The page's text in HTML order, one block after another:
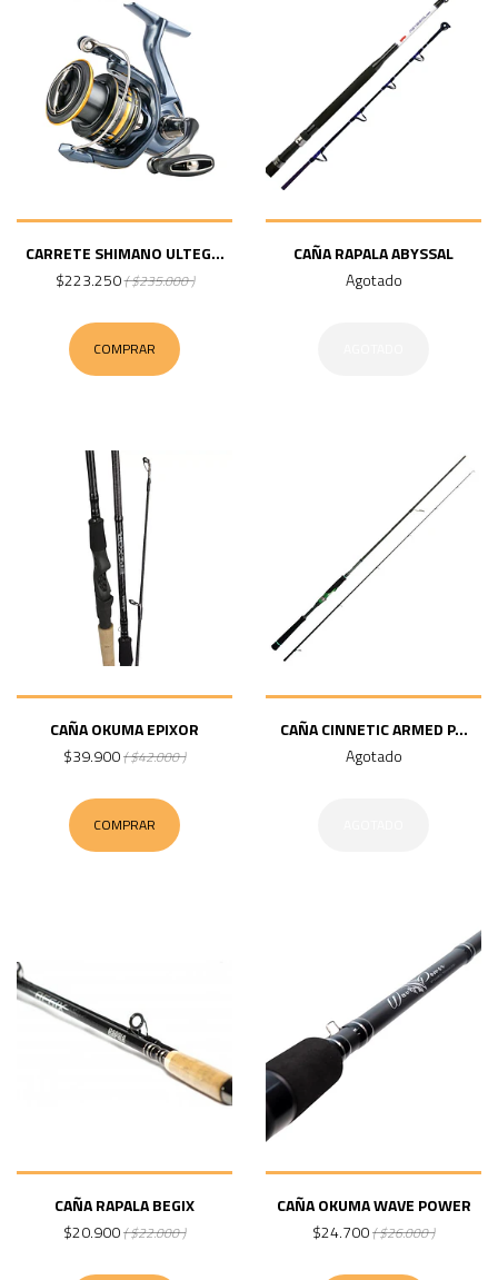
CARRETE SHIMANO ULTEG...
$223.250( $235.000 )
COMPRAR
CAÑA RAPALA ABYSSAL
Agotado
CAÑA OKUMA EPIXOR
$39.900( $42.000 )
COMPRAR
CAÑA CINNETIC ARMED P...
Agotado
CAÑA RAPALA BEGIX
$20.900( $22.000 )
CAÑA OKUMA WAVE POWER
$24.700( $26.000 )